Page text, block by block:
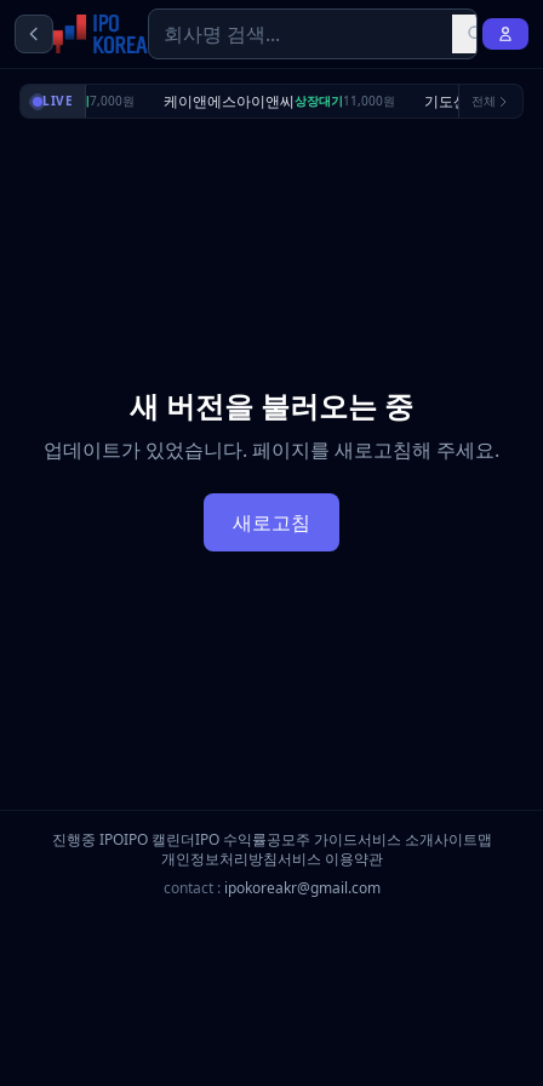
LIVE
셔스상장대기7,000원 케이앤에스아이앤씨상장대기11,000원 기도산업수요예측
전체
새 버전을 불러오는 중
업데이트가 있었습니다. 페이지를 새로고침해 주세요.
새로고침
진행중 IPOIPO 캘린더IPO 수익률공모주 가이드서비스 소개사이트맵
개인정보처리방침서비스 이용약관
contact : ipokoreakr@gmail.com